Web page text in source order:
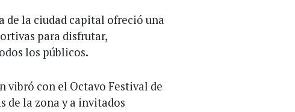
de la ciudad capital ofreció una
para disfrutar,
los públicos.
vibró con el Octavo Festival de
de la zona y a invitados